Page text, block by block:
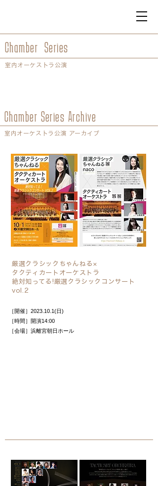
Chamber Series
室内オーケストラ公演
Chamber Series Archive
室内オーケストラ公演 アーカイブ
厳選クラシックちゃんねる×
タクティカートオーケストラ
絶対知ってる!厳選クラシックコンサート
vol.2
［開催］2023.10.1(日)
［時間］開演14:00
［会場］浜離宮朝日ホール